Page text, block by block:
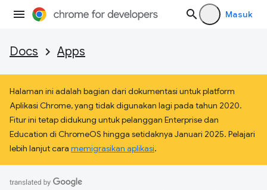
Masuk
Docs Apps
Halaman ini adalah bagian dari dokumentasi untuk platform
Aplikasi Chrome, yang tidak digunakan lagi pada tahun 2020.
Fitur ini tetap didukung untuk pelanggan Enterprise dan
Education di ChromeOS hingga setidaknya Januari 2025. Pelajari
lebih lanjut cara memigrasikan aplikasi.